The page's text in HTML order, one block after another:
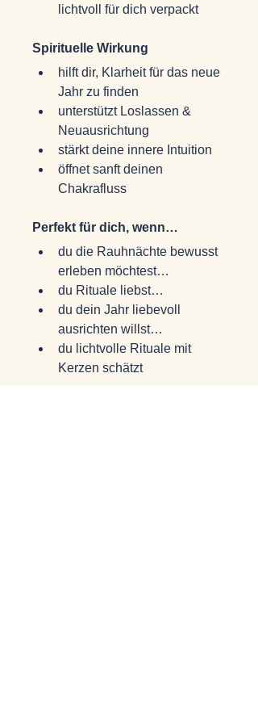
lichtvoll für dich verpackt
Spirituelle Wirkung
hilft dir, Klarheit für das neue
Jahr zu finden
unterstützt Loslassen &
Neuausrichtung
stärkt deine innere Intuition
öffnet sanft deinen
Chakrafluss
Perfekt für dich, wenn…
du die Rauhnächte bewusst
erleben möchtest…
du Rituale liebst…
du dein Jahr liebevoll
ausrichten willst…
du lichtvolle Rituale mit
Kerzen schätzt